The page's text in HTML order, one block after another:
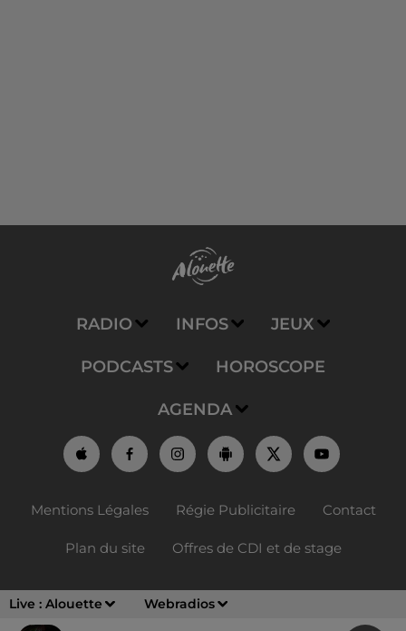
Live : Alouette Webradios
RADIO INFOS JEUX
PODCASTS HOROSCOPE
AGENDA
Mentions Légales Régie Publicitaire Contact
Plan du site Offres de CDI et de stage